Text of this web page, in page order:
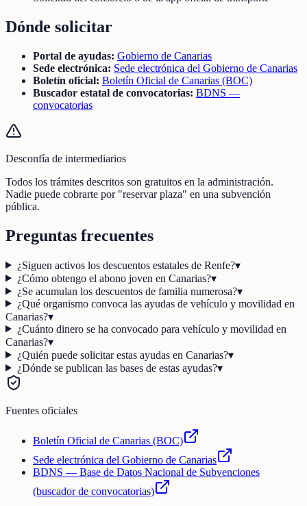
Dónde solicitar
Portal de ayudas: Gobierno de Canarias
Sede electrónica: Sede electrónica del Gobierno de Canarias
Boletín oficial: Boletín Oficial de Canarias (BOC)
Buscador estatal de convocatorias: BDNS —
convocatorias
Desconfía de intermediarios
Todos los trámites descritos son gratuitos en la administración.
Nadie puede cobrarte por "reservar plaza" en una subvención
pública.
Preguntas frecuentes
¿Siguen activos los descuentos estatales de Renfe?▾
¿Cómo obtengo el abono joven en Canarias?▾
¿Se acumulan los descuentos de familia numerosa?▾
¿Qué organismo convoca las ayudas de vehículo y movilidad en
Canarias?▾
¿Cuánto dinero se ha convocado para vehículo y movilidad en
Canarias?▾
¿Quién puede solicitar estas ayudas en Canarias?▾
¿Dónde se publican las bases de estas ayudas?▾
Fuentes oficiales
Boletín Oficial de Canarias (BOC)
Sede electrónica del Gobierno de Canarias
BDNS — Base de Datos Nacional de Subvenciones
(buscador de convocatorias)